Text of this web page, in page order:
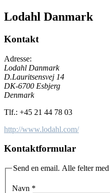
Lodahl Danmark
Kontakt
Adresse:
Lodahl Danmark
D.Lauritsensvej 14
DK-6700 Esbjerg
Denmark
Tlf.: +45 21 44 78 03
http://www.lodahl.com/
Kontaktformular
Send en email. Alle felter
Navn *